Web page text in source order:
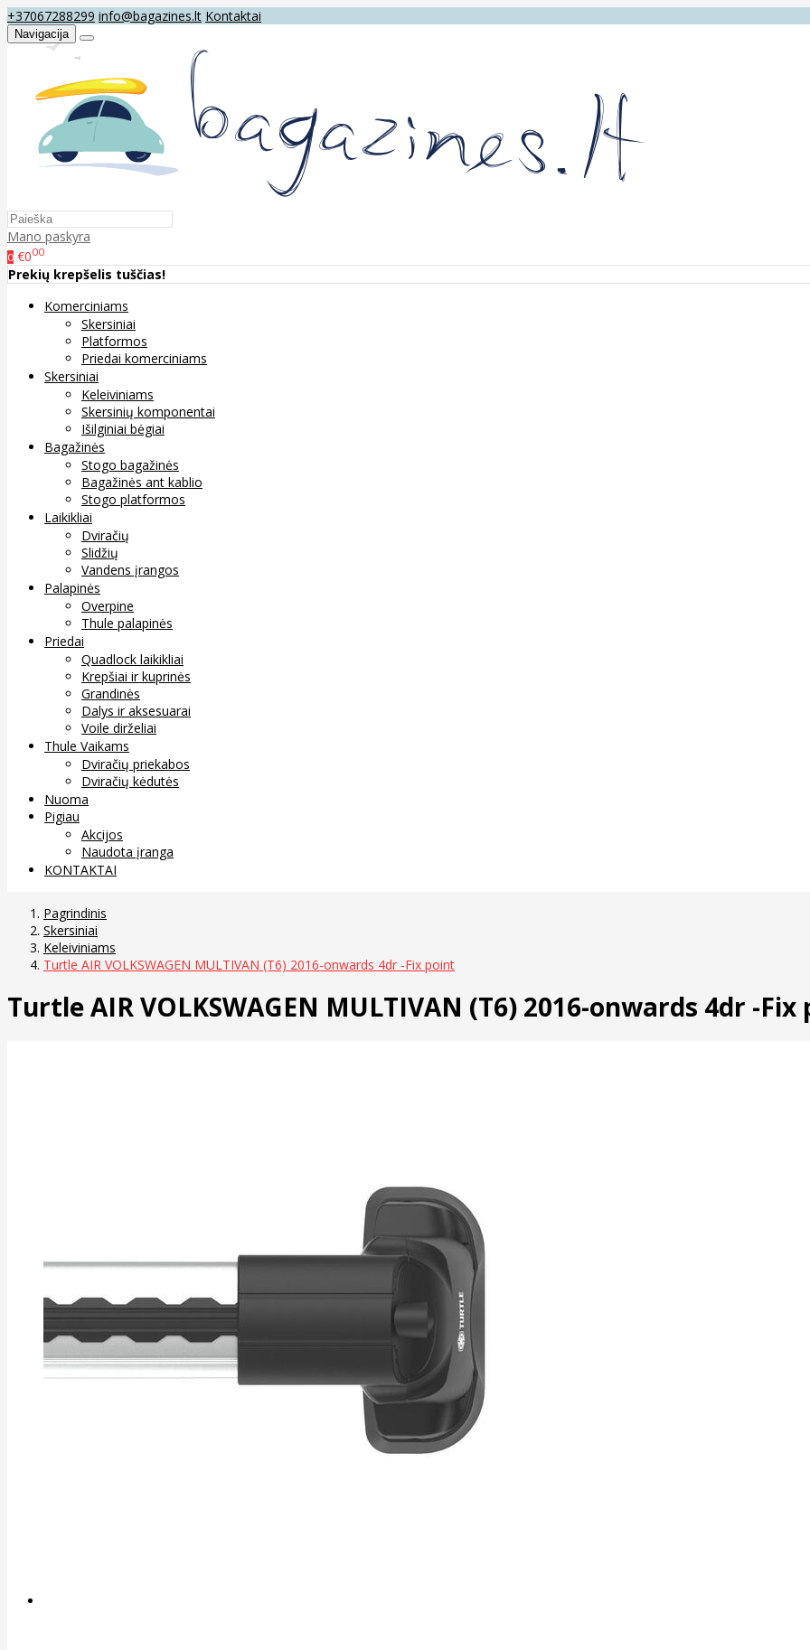
+37067288299 info@bagazines.lt Kontaktai
Navigacija
Mano paskyra
0 €000
Prekių krepšelis tuščias!
Komerciniams
Skersiniai
Platformos
Priedai komerciniams
Skersiniai
Keleiviniams
Skersinių komponentai
Išilginiai bėgiai
Bagažinės
Stogo bagažinės
Bagažinės ant kablio
Stogo platformos
Laikikliai
Dviračių
Slidžių
Vandens įrangos
Palapinės
Overpine
Thule palapinės
Priedai
Quadlock laikikliai
Krepšiai ir kuprinės
Grandinės
Dalys ir aksesuarai
Voile dirželiai
Thule Vaikams
Dviračių priekabos
Dviračių kėdutės
Nuoma
Pigiau
Akcijos
Naudota įranga
KONTAKTAI
Pagrindinis
Skersiniai
Keleiviniams
Turtle AIR VOLKSWAGEN MULTIVAN (T6) 2016-onwards 4dr -Fix point
Turtle AIR VOLKSWAGEN MULTIVAN (T6) 2016-onwards 4dr -